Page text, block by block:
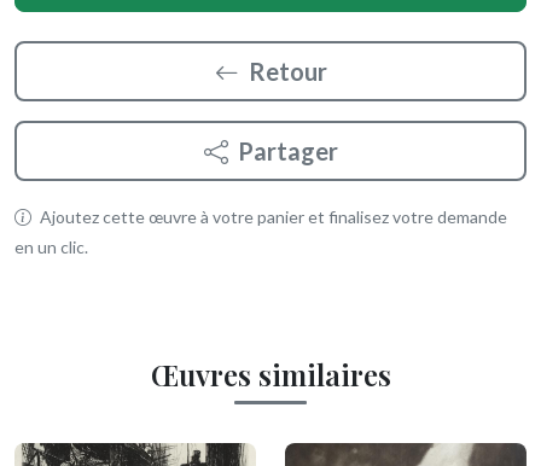
Retour
Partager
Ajoutez cette œuvre à votre panier et finalisez votre demande
en un clic.
Œuvres similaires